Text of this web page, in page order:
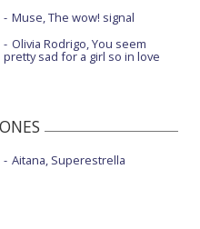
Muse, The wow! signal
Olivia Rodrigo, You seem
pretty sad for a girl so in love
Aitana, Superestrella